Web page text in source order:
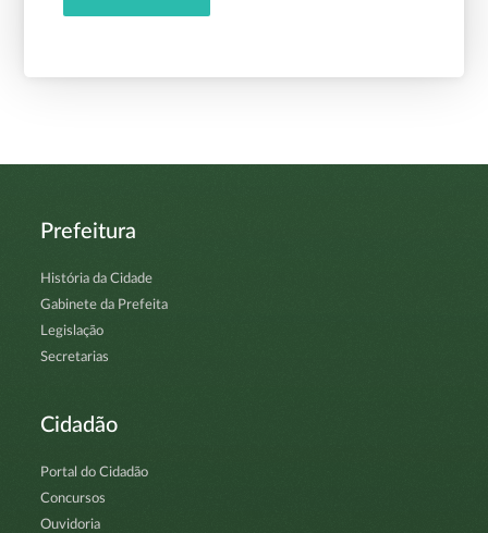
Prefeitura
História da Cidade
Gabinete da Prefeita
Legislação
Secretarias
Cidadão
Portal do Cidadão
Concursos
Ouvidoria